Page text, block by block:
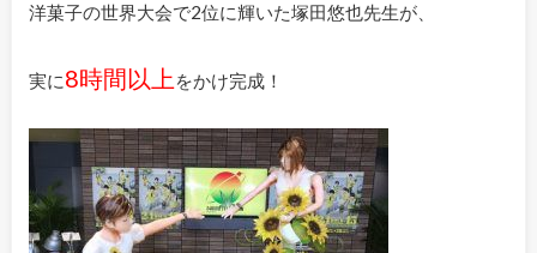
洋菓子の世界大会で2位に輝いた塚田悠也先生が、
実に8時間以上 をかけ完成！